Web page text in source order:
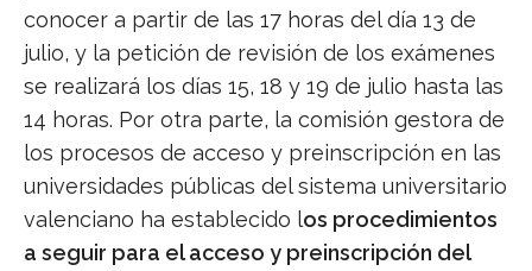
conocer a partir de las 17 horas del día 13 de
julio, y la petición de revisión de los exámenes
se realizará los días 15, 18 y 19 de julio hasta las
14 horas. Por otra parte, la comisión gestora de
los procesos de acceso y preinscripción en las
universidades públicas del sistema universitario
valenciano ha establecido los procedimientos
a seguir para el acceso y preinscripción del